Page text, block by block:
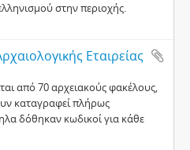
στην περιοχής.
Εταιρείας
από 70 αρχειακούς φακέλους,
καταγραφεί πλήρως
δόθηκαν κωδικοί για κάθε